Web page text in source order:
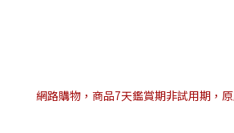
網路購物，商品7天鑑賞期非試用期，